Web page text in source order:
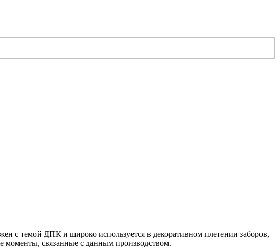
с темой ДПК и широко используется в декоративном плетении заборов,
моменты, связанные с данным производством.